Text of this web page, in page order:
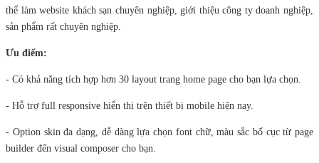
thể làm website khách sạn chuyên nghiệp, giới thiệu công ty doanh nghiệp,
sản phẩm rất chuyên nghiệp.
Ưu điểm:
- Có khả năng tích hợp hơn 30 layout trang home page cho bạn lựa chọn.
- Hỗ trợ full responsive hiển thị trên thiết bị mobile hiện nay.
- Option skin đa dạng, dễ dàng lựa chọn font chữ, màu sắc bố cục từ page
builder đến visual composer cho bạn.